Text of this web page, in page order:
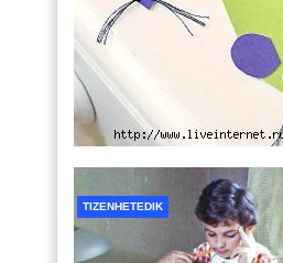
TIZENHETEDIK